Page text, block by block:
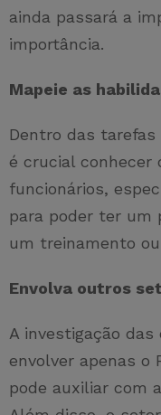
ainda passará a
importância.
Mapeie as
Dentro das tarefas
é crucial conhecer
funcionários,
para poder ter um
um treinamento
Envolva outros
A investigação
envolver apenas o
pode auxiliar com